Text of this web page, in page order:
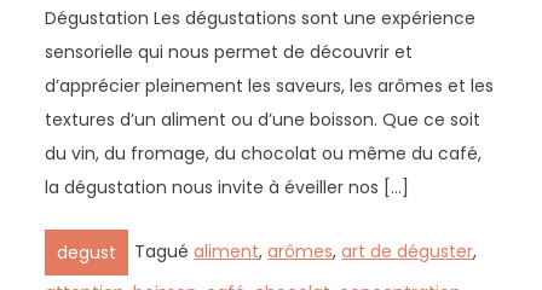
Dégustation Les dégustations sont une expérience
sensorielle qui nous permet de découvrir et
d’apprécier pleinement les saveurs, les arômes et les
textures d’un aliment ou d’une boisson. Que ce soit
du vin, du fromage, du chocolat ou même du café,
la dégustation nous invite à éveiller nos […]
degust Taguéaliment,arômes,art de déguster,